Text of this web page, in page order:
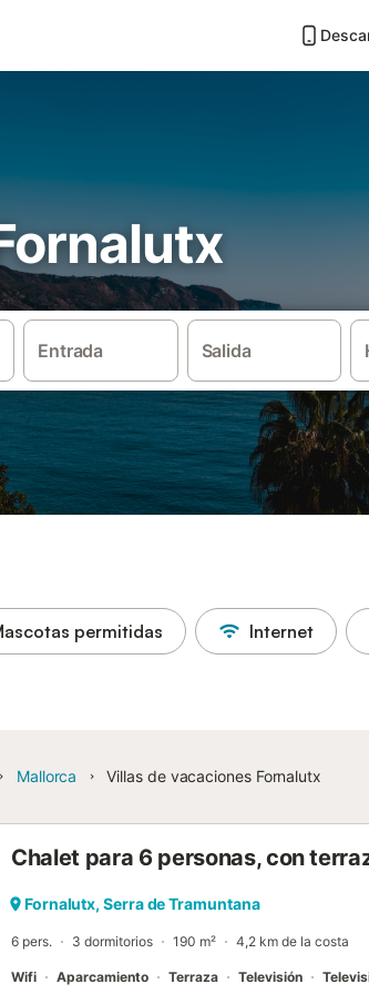
Entrada Salida
permitidas Internet
Mallorca Villas de vacaciones Fornalutx
Chalet para 6 personas, con
Fornalutx, Serra de Tramuntana
6 pers. 3 dormitorios 190 m² 4,2 km de la costa
Wifi Aparcamiento Terraza Televisión